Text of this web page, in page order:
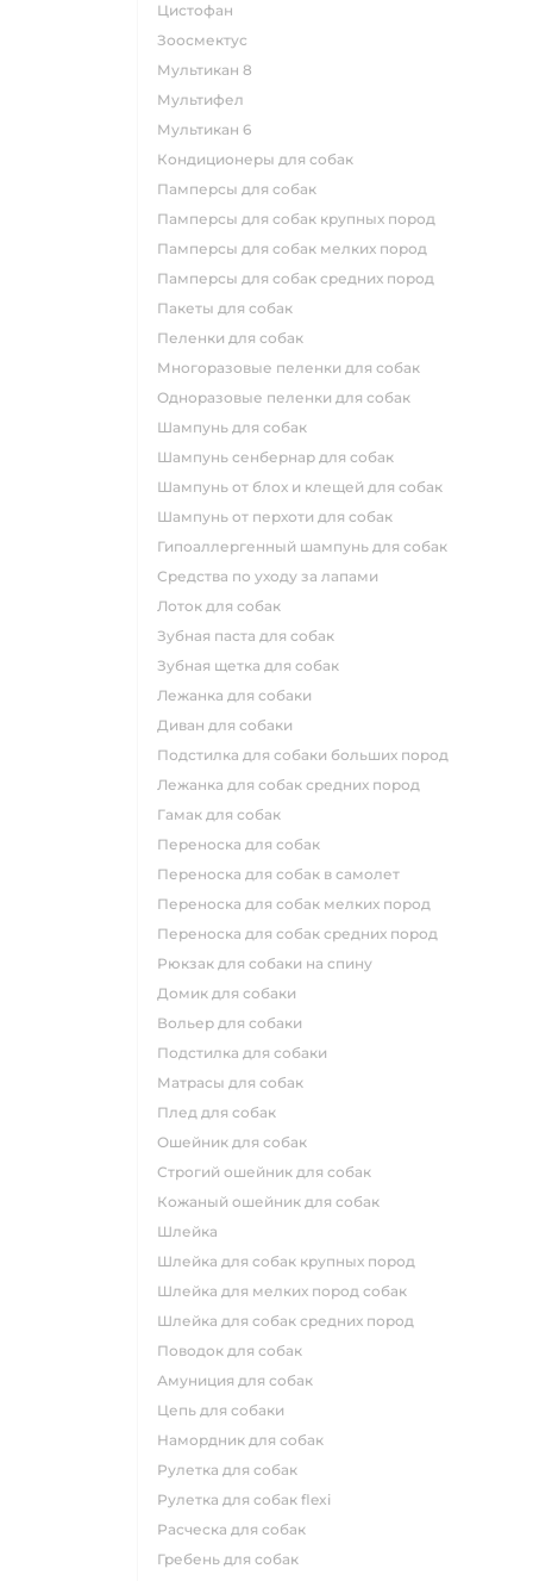
цистофан
зоосмектус
мультикан 8
мультифел
мультикан 6
кондиционеры для собак
памперсы для собак
памперсы для собак крупных пород
памперсы для собак мелких пород
памперсы для собак средних пород
пакеты для собак
пеленки для собак
многоразовые пеленки для собак
одноразовые пеленки для собак
шампунь для собак
шампунь сенбернар для собак
шампунь от блох и клещей для собак
шампунь от перхоти для собак
гипоаллергенный шампунь для собак
средства по уходу за лапами
лоток для собак
зубная паста для собак
зубная щетка для собак
лежанка для собаки
диван для собаки
подстилка для собаки больших пород
лежанка для собак средних пород
гамак для собак
переноска для собак
переноска для собак в самолет
переноска для собак мелких пород
переноска для собак средних пород
рюкзак для собаки на спину
домик для собаки
вольер для собаки
подстилка для собаки
матрасы для собак
плед для собак
ошейник для собак
строгий ошейник для собак
кожаный ошейник для собак
шлейка
шлейка для собак крупных пород
шлейка для мелких пород собак
шлейка для собак средних пород
поводок для собак
амуниция для собак
цепь для собаки
намордник для собак
рулетка для собак
рулетка для собак flexi
расческа для собак
гребень для собак